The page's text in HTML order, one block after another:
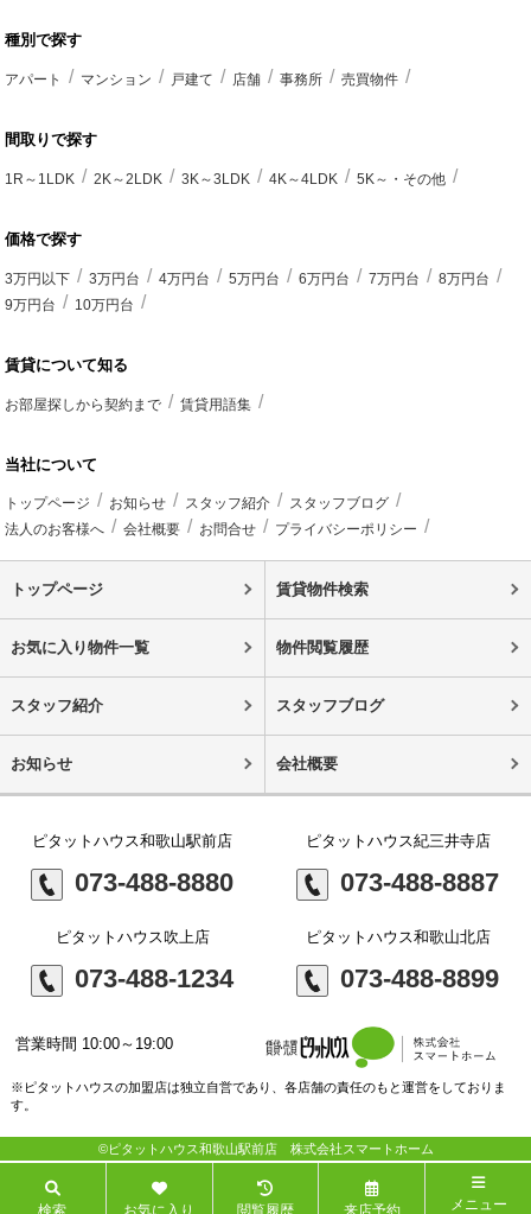
種別で探す
アパート マンション 戸建て 店舗 事務所 売買物件
間取りで探す
1R～1LDK 2K～2LDK 3K～3LDK 4K～4LDK 5K～・その他
価格で探す
3万円以下 3万円台 4万円台 5万円台 6万円台 7万円台
8万円台
9万円台
10万円台
賃貸について知る
お部屋探しから契約まで 賃貸用語集
当社について
トップページ お知らせ スタッフ紹介
スタッフブログ
法人のお客様へ
会社概要 お問合せ プライバシーポリシー
トップページ 賃貸物件検索
お気に入り物件一覧 物件閲覧履歴
スタッフ紹介 スタッフブログ
お知らせ 会社概要
ピタットハウス和歌山駅前店
073-488-8880
ピタットハウス紀三井寺店
073-488-8887
ピタットハウス吹上店
073-488-1234
ピタットハウス和歌山北店
073-488-8899
営業時間 10:00～19:00
※ピタットハウスの加盟店は独立自営であり、各店舗の責任のもと運営をしておりま
す。
©ピタットハウス和歌山駅前店 株式会社スマートホーム
検索 お気に入り 閲覧履歴 来店予約 メニュー